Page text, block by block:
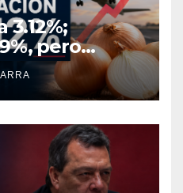
3.12%;
pero
se